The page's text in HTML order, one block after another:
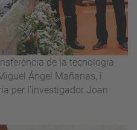
de la tecnologia,
Ángel Mañanas, i
per l'investigador Joan